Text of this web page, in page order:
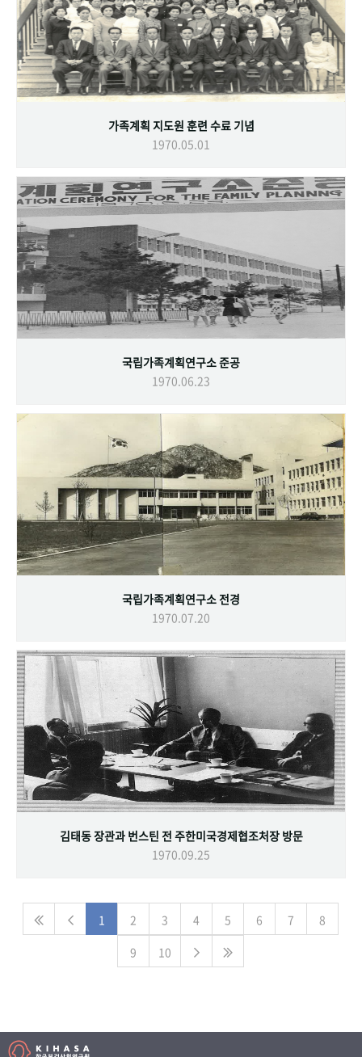
가족계획 지도원 훈련 수료 기념
1970.05.01
국립가족계획연구소 준공
1970.06.23
국립가족계획연구소 전경
1970.07.20
김태동 장관과 번스틴 전 주한미국경제협조처장 방문
1970.09.25
1 2 3 4 5 6 7
8
9
10